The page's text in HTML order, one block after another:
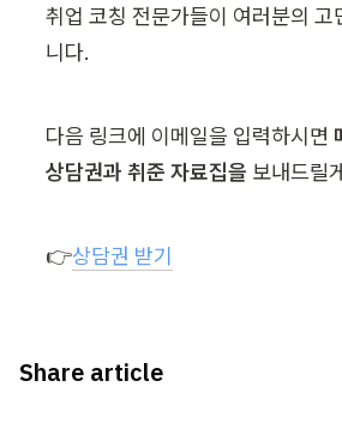
취업 코칭 전문가들이 여러분의 고
니다.
다음 링크에 이메일을 입력하시면
상담권과 취준 자료집을 보내드릴
👉상담권 받기
Share article